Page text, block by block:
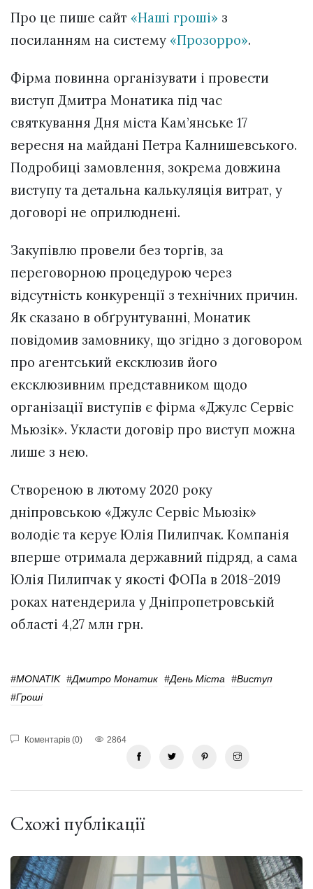
Про це пише сайт «Наші гроші» з
посиланням на систему «Прозорро».
Фірма повинна організувати і провести
виступ Дмитра Монатика під час
святкування Дня міста Кам’янське 17
вересня на майдані Петра Калнишевського.
Подробиці замовлення, зокрема довжина
виступу та детальна калькуляція витрат, у
договорі не оприлюднені.
Закупівлю провели без торгів, за
переговорною процедурою через
відсутність конкуренції з технічних причин.
Як сказано в обґрунтуванні, Монатик
повідомив замовнику, що згідно з договором
про агентський ексклюзив його
ексклюзивним представником щодо
організації виступів є фірма «Джулс Сервіс
Мьюзік». Укласти договір про виступ можна
лише з нею.
Створеною в лютому 2020 року
дніпровською «Джулс Сервіс Мьюзік»
володіє та керує Юлія Пилипчак. Компанія
вперше отримала державний підряд, а сама
Юлія Пилипчак у якості ФОПа в 2018-2019
роках натендерила у Дніпропетровській
області 4,27 млн грн.
#MONATIK #Дмитро Монатик #день Міста
#Виступ
#гроші
Коментарів (0) 2864
Схожі публікації